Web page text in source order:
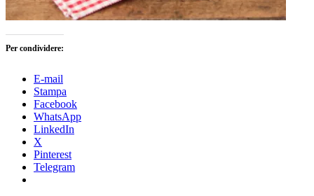
Per condividere:
E-mail
Stampa
Facebook
WhatsApp
LinkedIn
X
Pinterest
Telegram